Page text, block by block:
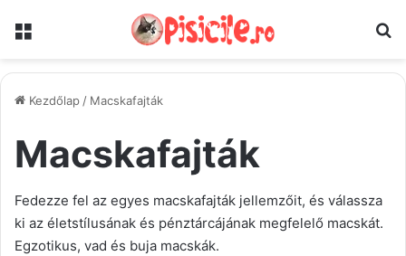
Kezdőlap/ Macskafajták
Macskafajták
Fedezze fel az egyes macskafajták jellemzőit, és válassza
ki az életstílusának és pénztárcájának megfelelő macskát.
Egzotikus, vad és buja macskák.